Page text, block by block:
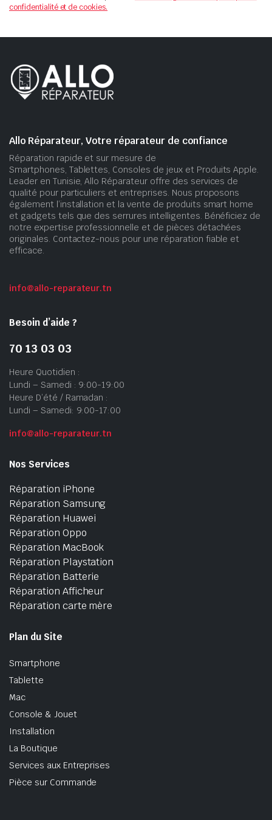
confidentialité et de cookies.
Allo Réparateur, Votre réparateur de confiance
Réparation rapide et sur mesure de
Smartphones, Tablettes, Consoles de jeux et Produits Apple.
Leader en Tunisie, Allo Réparateur offre des services de
qualité pour particuliers et entreprises. Nous proposons
également l’installation et la vente de produits smart home
et gadgets tels que des serrures intelligentes. Bénéficiez de
notre expertise professionnelle et de pièces détachées
originales. Contactez-nous pour une réparation fiable et
efficace.
info@allo-reparateur.tn
Besoin d’aide ?
70 13 03 03
Heure Quotidien :
Lundi – Samedi : 9:00-19:00
Heure D’été / Ramadan :
Lundi – Samedi: 9:00-17:00
info@allo-reparateur.tn
Nos Services
Réparation iPhone
Réparation Samsung
Réparation Huawei
Réparation Oppo
Réparation MacBook
Réparation Playstation
Réparation Batterie
Réparation Afficheur
Réparation carte mère
Plan du Site
Smartphone
Tablette
Mac
Console & Jouet
Installation
La Boutique
Services aux Entreprises
Pièce sur Commande